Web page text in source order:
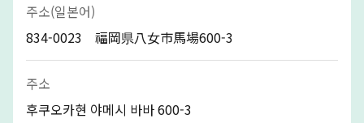
주소(일본어)
834-0023 福岡県八女市馬場600-3
주소
후쿠오카현 야메시 바바 600-3